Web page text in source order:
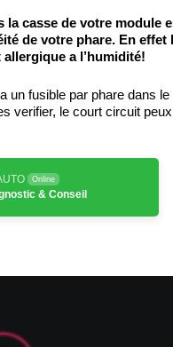
la casse de votre module
de votre phare. En effet
a l’humidité!
un fusible par phare dans
verifier, le court circuit
Online
& Conseil